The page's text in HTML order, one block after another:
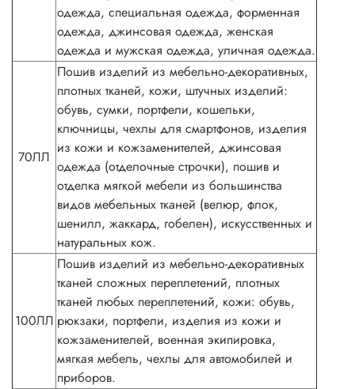
одежда, специальная одежда, форменная
одежда, джинсовая одежда, женская
одежда и мужская одежда, уличная одежда.
70ЛЛ
Пошив изделий из мебельно-декоративных,
плотных тканей, кожи, штучных изделий:
обувь, сумки, портфели, кошельки,
ключницы, чехлы для смартфонов, изделия
из кожи и кожзаменителей, джинсовая
одежда (отделочные строчки), пошив и
отделка мягкой мебели из большинства
видов мебельных тканей (велюр, флок,
шенилл, жаккард, гобелен), искусственных и
натуральных кож.
100ЛЛ
Пошив изделий из мебельно-декоративных
тканей сложных переплетений, плотных
тканей любых переплетений, кожи: обувь,
рюкзаки, портфели, изделия из кожи и
кожзаменителей, военная экипировка,
мягкая мебель, чехлы для автомобилей и
приборов.